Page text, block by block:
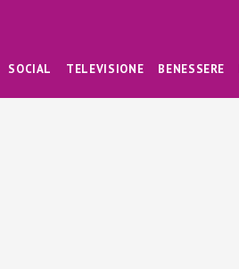
SOCIAL TELEVISIONE BENESSERE